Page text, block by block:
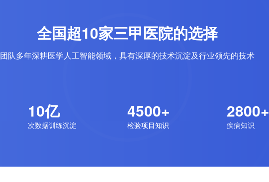
全国超10家三甲医院的选择
团队多年深耕医学人工智能领域，具有深厚的技术沉淀及行业领先的技术
10亿
次数据训练沉淀
4500+
检验项目知识
2800+
疾病知识